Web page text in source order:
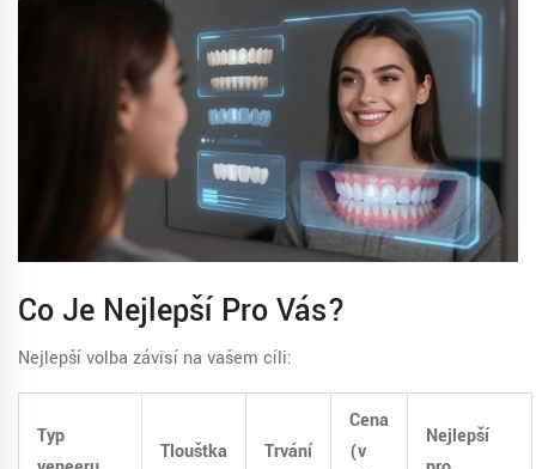
Co Je Nejlepší Pro Vás?
Nejlepší volba závisí na vašem cíli:
Typ
Tloušťka Trvání
Cena
(v
Nejlepší